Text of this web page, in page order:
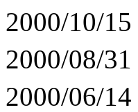
2000/10/15
2000/08/31
2000/06/14